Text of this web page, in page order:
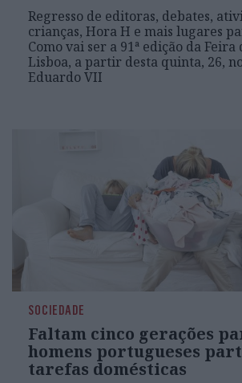
Regresso de editoras, debates,
crianças, Hora H e mais lugares
Como vai ser a 91ª edição da
Lisboa, a partir desta quinta, 26,
Eduardo VII
SOCIEDADE
Faltam cinco gerações
homens portugueses
tarefas domésticas